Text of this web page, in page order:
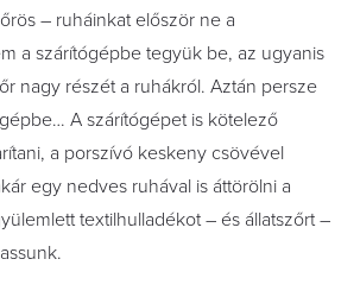
– ruháinkat először ne a
a szárítógépbe tegyük be, az ugyanis
nagy részét a ruhákról. Aztán persze
A szárítógépet is kötelező
a porszívó keskeny csövével
egy nedves ruhával is áttörölni a
textilhulladékot – és állatszőrt –